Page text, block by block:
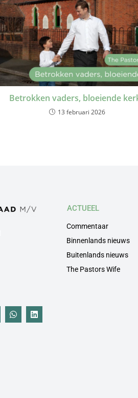
Betrokken vaders, bloeiende
13 februari 2026
ACTUEEL
Commentaar
Binnenlands nieuws
Buitenlands nieuws
The Pastors Wife